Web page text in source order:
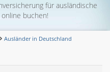
für ausländische
buchen!
Ausländer in Deutschland